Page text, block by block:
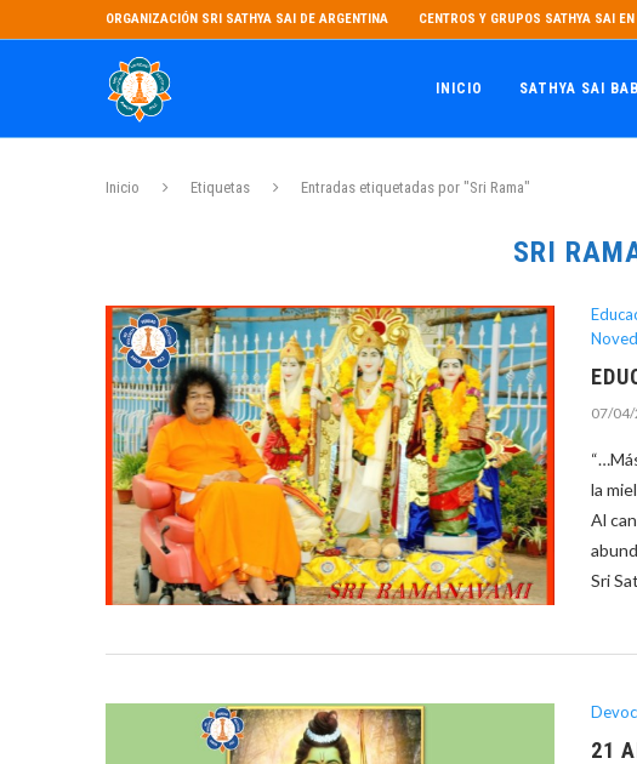
ORGANIZACIÓN SRI SATHYA SAI DE ARGENTINA CENTROS Y GRUPOS SATHYA SAI
INICIO SATHYA SAI
Inicio Etiquetas Entradas etiquetadas por "Sri Rama"
SRI
07/
la
Al
Sri
21